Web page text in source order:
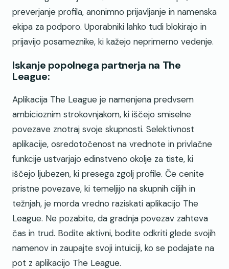
preverjanje profila, anonimno prijavljanje in namenska
ekipa za podporo. Uporabniki lahko tudi blokirajo in
prijavijo posameznike, ki kažejo neprimerno vedenje.
Iskanje popolnega partnerja na The
League:
Aplikacija The League je namenjena predvsem
ambicioznim strokovnjakom, ki iščejo smiselne
povezave znotraj svoje skupnosti. Selektivnost
aplikacije, osredotočenost na vrednote in privlačne
funkcije ustvarjajo edinstveno okolje za tiste, ki
iščejo ljubezen, ki presega zgolj profile. Če cenite
pristne povezave, ki temeljijo na skupnih ciljih in
težnjah, je morda vredno raziskati aplikacijo The
League. Ne pozabite, da gradnja povezav zahteva
čas in trud. Bodite aktivni, bodite odkriti glede svojih
namenov in zaupajte svoji intuiciji, ko se podajate na
pot z aplikacijo The League.